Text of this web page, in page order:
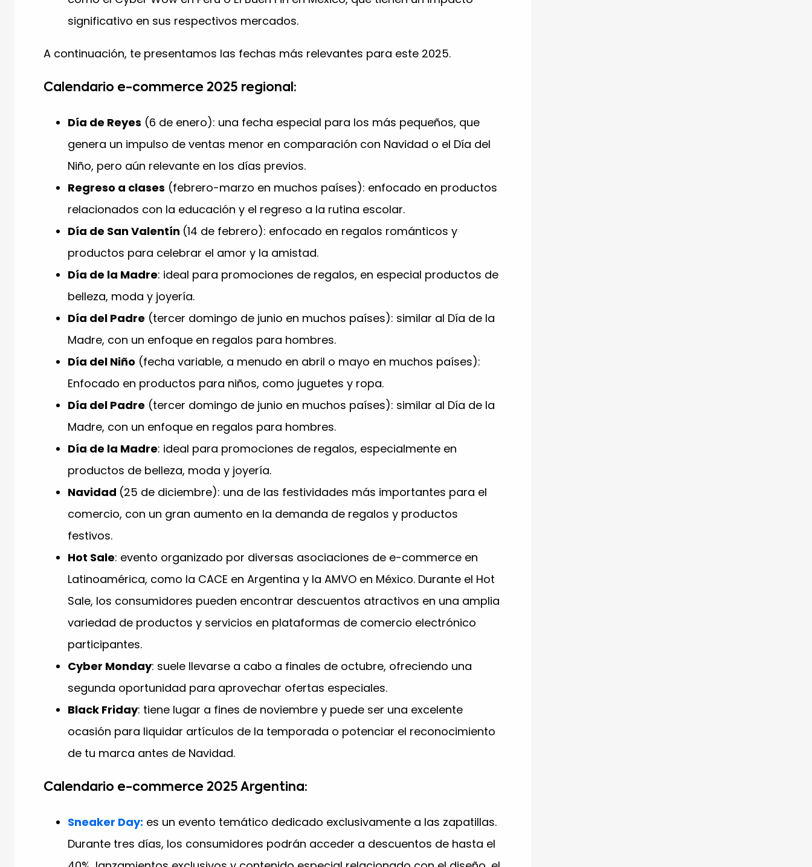
significativo en sus respectivos mercados.
A continuación, te presentamos las fechas más relevantes para este 2025.
Calendario e-commerce 2025 regional:
Día de Reyes (6 de enero): una fecha especial para los más pequeños, que
genera un impulso de ventas menor en comparación con Navidad o el Día del
Niño, pero aún relevante en los días previos.
Regreso a clases (febrero-marzo en muchos países): enfocado en productos
relacionados con la educación y el regreso a la rutina escolar.
Día de San Valentín (14 de febrero): enfocado en regalos románticos y
productos para celebrar el amor y la amistad.
Día de la Madre: ideal para promociones de regalos, en especial productos de
belleza, moda y joyería.
Día del Padre (tercer domingo de junio en muchos países): similar al Día de la
Madre, con un enfoque en regalos para hombres.
Día del Niño (fecha variable, a menudo en abril o mayo en muchos países):
Enfocado en productos para niños, como juguetes y ropa.
Día del Padre (tercer domingo de junio en muchos países): similar al Día de la
Madre, con un enfoque en regalos para hombres.
Día de la Madre: ideal para promociones de regalos, especialmente en
productos de belleza, moda y joyería.
Navidad (25 de diciembre): una de las festividades más importantes para el
comercio, con un gran aumento en la demanda de regalos y productos
festivos.
Hot Sale: evento organizado por diversas asociaciones de e-commerce en
Latinoamérica, como la CACE en Argentina y la AMVO en México. Durante el Hot
Sale, los consumidores pueden encontrar descuentos atractivos en una amplia
variedad de productos y servicios en plataformas de comercio electrónico
participantes.
Cyber Monday: suele llevarse a cabo a finales de octubre, ofreciendo una
segunda oportunidad para aprovechar ofertas especiales.
Black Friday: tiene lugar a fines de noviembre y puede ser una excelente
ocasión para liquidar artículos de la temporada o potenciar el reconocimiento
de tu marca antes de Navidad.
Calendario e-commerce 2025 Argentina:
Sneaker Day: es un evento temático dedicado exclusivamente a las zapatillas.
Durante tres días, los consumidores podrán acceder a descuentos de hasta el